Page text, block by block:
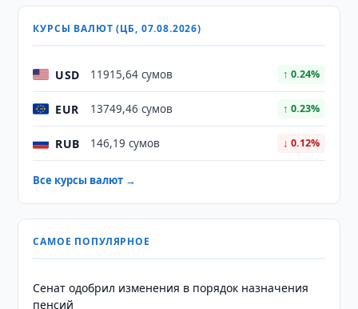
КУРСЫ ВАЛЮТ (ЦБ, 07.08.2026)
USD 11915,64 сумов ↑ 0.24%
EUR 13749,46 сумов ↑ 0.23%
RUB 146,19 сумов ↓ 0.12%
Все курсы валют →
САМОЕ ПОПУЛЯРНОЕ
Сенат одобрил изменения в порядок назначения
пенсий